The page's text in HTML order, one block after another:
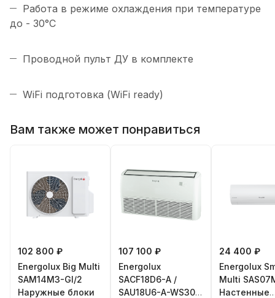
Работа в режиме охлаждения при температуре
до - 30°C
Проводной пульт ДУ в комплекте
WiFi подготовка (WiFi ready)
Вам также может понравиться
102 800 ₽
Energolux Big Multi
SAM14M3-GI/2
Наружные блоки
107 100 ₽
Energolux
SAСF18D6-A /
SAU18U6-A-WS30
24 400 ₽
Energolux
Multi
Настенные